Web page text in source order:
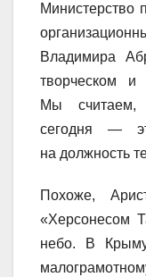
Министерство
Владимира
творческом и
Мы
сегодня —
на должность
Похоже,
«Херсонесом
небо. В